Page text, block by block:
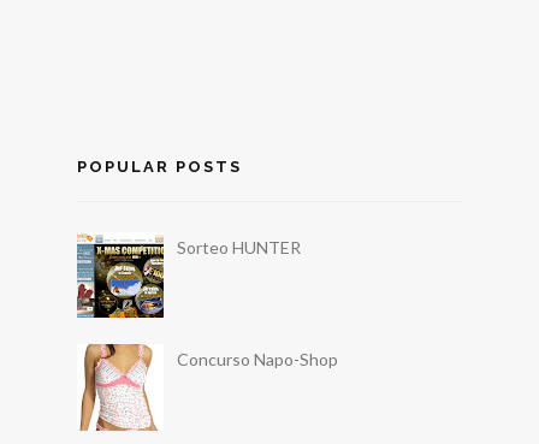
POPULAR POSTS
Sorteo HUNTER
Concurso Napo-Shop